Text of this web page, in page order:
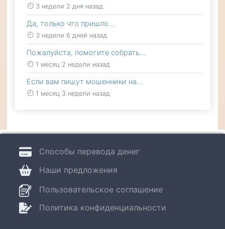
3 недели 2 дня назад
Да, только что пришло…
3 недели 6 дней назад
Пожалуйста, помогите собрать…
1 месяц 2 недели назад
Если вам пишут мошенники на…
1 месяц 3 недели назад
Пользовательское соглашение
Политика конфиденциальности
Способы перевода денег
Наши предложения